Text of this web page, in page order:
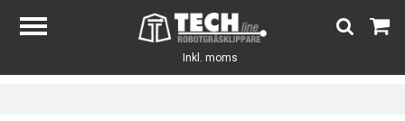
Inkl. moms